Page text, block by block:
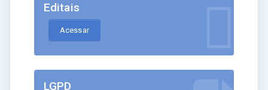
Editais
Acessar
LGPD